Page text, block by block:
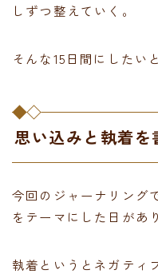
しずつ整えていく。
そんな15日間にしたい
思い込みと執着を
今回のジャーナリング
をテーマにした日があ
執着というとネガティ